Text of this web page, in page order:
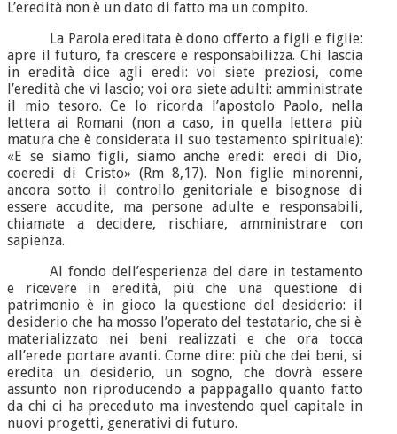
L’eredità non è un dato di fatto ma un compito.
La Parola ereditata è dono offerto a figli e figlie:
apre il futuro, fa crescere e responsabilizza. Chi lascia
in eredità dice agli eredi: voi siete preziosi, come
l’eredità che vi lascio; voi ora siete adulti: amministrate
il mio tesoro. Ce lo ricorda l’apostolo Paolo, nella
lettera ai Romani (non a caso, in quella lettera più
matura che è considerata il suo testamento spirituale):
«E se siamo figli, siamo anche eredi: eredi di Dio,
coeredi di Cristo» (Rm 8,17). Non figlie minorenni,
ancora sotto il controllo genitoriale e bisognose di
essere accudite, ma persone adulte e responsabili,
chiamate a decidere, rischiare, amministrare con
sapienza.
Al fondo dell’esperienza del dare in testamento
e ricevere in eredità, più che una questione di
patrimonio è in gioco la questione del desiderio: il
desiderio che ha mosso l’operato del testatario, che si è
materializzato nei beni realizzati e che ora tocca
all’erede portare avanti. Come dire: più che dei beni, si
eredita un desiderio, un sogno, che dovrà essere
assunto non riproducendo a pappagallo quanto fatto
da chi ci ha preceduto ma investendo quel capitale in
nuovi progetti, generativi di futuro.